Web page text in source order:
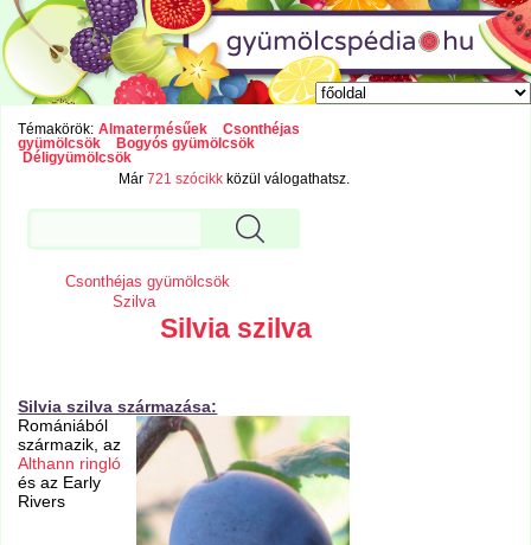
Témakörök: Almatermésűek
Csonthéjas
gyümölcsök
Bogyós gyümölcsök
Déligyümölcsök
Már721 szócikk közül válogathatsz.
Csonthéjas gyümölcsök
Szilva
Silvia szilva
Silvia szilva származása:
Romániából
származik, az
Althann ringló
és az Early
Rivers